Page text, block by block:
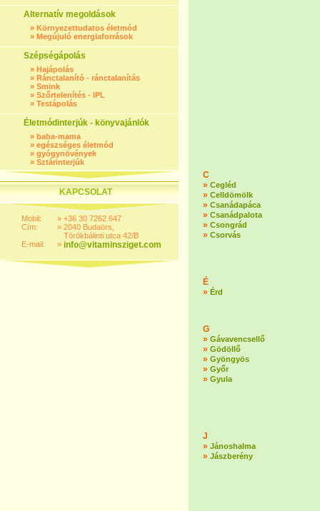
Alternatív megoldások
» Környezettudatos életmód
» Megújuló energiaforrások
Szépségápolás
» Hajápolás
» Ránctalanító - ránctalanítás
» Smink
» Szőrtelenítés - IPL
» Testápolás
Életmódinterjúk - könyvajánlók
» baba-mama
» egészséges életmód
» gyógynövények
» Sztárinterjúk
KAPCSOLAT
Mobil:
Cím:
E-mail:
»
»
»
+36 30 7262 647
2040 Budaörs,
Törökbálinti utca 42/B
info@vitaminsziget.com
C
» Cegléd
» Celldömölk
» Csanádapáca
» Csanádpalota
» Csongrád
» Csorvás
É
» Érd
G
» Gávavencsellő
» Gödöllő
» Gyöngyös
» Győr
» Gyula
J
» Jánoshalma
» Jászberény